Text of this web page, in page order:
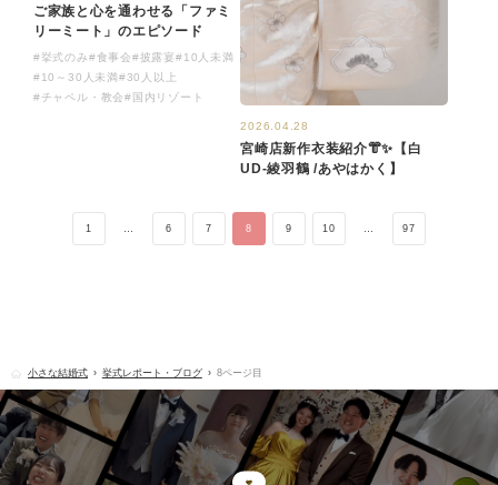
ご家族と心を通わせる「ファミ
リーミート」のエピソード
#挙式のみ#食事会#披露宴#10人未満
#10～30人未満#30人以上
#チャペル・教会#国内リゾート
2026.04.28
宮崎店新作衣装紹介👘✨【白
UD-綾羽鶴 /あやはかく​】
1 … 6 7 8 9 10 … 97
小さな結婚式 挙式レポート・ブログ 8ページ目